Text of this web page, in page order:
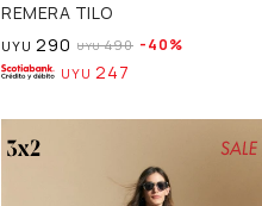
REMERA TILO
UYU 290 UYU 490 40
UYU 247